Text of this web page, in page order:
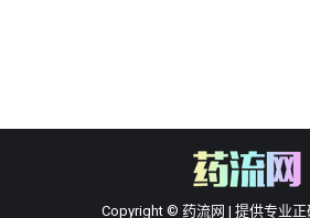
Copyright © 药流网 | 提供专业正